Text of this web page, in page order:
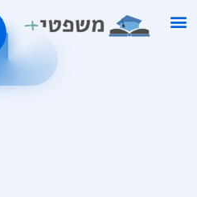
דילוג